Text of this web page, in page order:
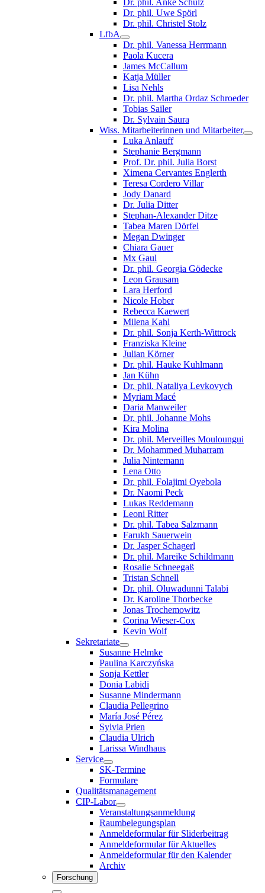
Dr. phil. Uwe Spörl
Dr. phil. Christel Stolz
LfbA
Dr. phil. Vanessa Herrmann
Paola Kucera
James McCallum
Katja Müller
Lisa Nehls
Dr. phil. Martha Ordaz Schroeder
Tobias Sailer
Dr. Sylvain Saura
Wiss. Mitarbeiterinnen und Mitarbeiter
Luka Anlauff
Stephanie Bergmann
Prof. Dr. phil. Julia Borst
Ximena Cervantes Englerth
Teresa Cordero Villar
Jody Danard
Dr. Julia Ditter
Stephan-Alexander Ditze
Tabea Maren Dörfel
Megan Dwinger
Chiara Gauer
Mx Gaul
Dr. phil. Georgia Gödecke
Leon Grausam
Lara Herford
Nicole Hober
Rebecca Kaewert
Milena Kahl
Dr. phil. Sonja Kerth-Wittrock
Franziska Kleine
Julian Körner
Dr. phil. Hauke Kuhlmann
Jan Kühn
Dr. phil. Nataliya Levkovych
Myriam Macé
Daria Manweiler
Dr. phil. Johanne Mohs
Kira Molina
Dr. phil. Merveilles Mouloungui
Dr. Mohammed Muharram
Julia Nintemann
Lena Otto
Dr. phil. Folajimi Oyebola
Dr. Naomi Peck
Lukas Reddemann
Leoni Ritter
Dr. phil. Tabea Salzmann
Farukh Sauerwein
Dr. Jasper Schagerl
Dr. phil. Mareike Schildmann
Rosalie Schneegaß
Tristan Schnell
Dr. phil. Oluwadunni Talabi
Dr. Karoline Thorbecke
Jonas Trochemowitz
Corina Wieser-Cox
Kevin Wolf
Sekretariate
Susanne Helmke
Paulina Karczyńska
Sonja Kettler
Donia Labidi
Susanne Mindermann
Claudia Pellegrino
María José Pérez
Sylvia Prien
Claudia Ulrich
Larissa Windhaus
Service
SK-Termine
Formulare
Qualitätsmanagement
CIP-Labor
Veranstaltungsanmeldung
Raumbelegungsplan
Anmeldeformular für Sliderbeitrag
Anmeldeformular für Aktuelles
Anmeldeformular für den Kalender
Archiv
Forschung